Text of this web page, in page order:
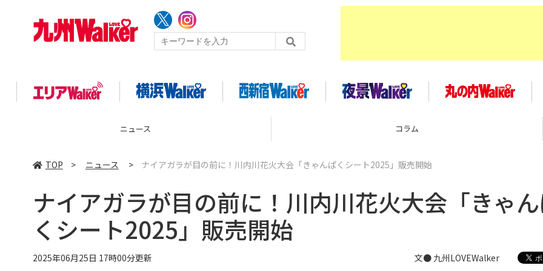
ニュース コラム
TOP > ニュース > ナイアガラが目の前に！川内川花火大会「きゃんぱくシート2025」販売開始
ナイアガラが目の前に！川内川花火大会「きゃ
くシート2025」販売開始
2025年06月25日 17時00分更新 文● 九州LOVEWalker